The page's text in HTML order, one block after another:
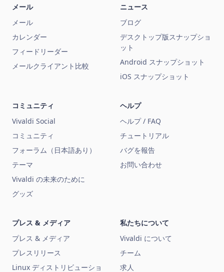
メール
メール
カレンダー
フィードリーダー
メールクライアント比較
ニュース
ブログ
デスクトップ版スナップショ
ット
Android スナップショット
iOS スナップショット
コミュニティ
Vivaldi Social
コミュニティ
フォーラム（日本語あり）
テーマ
Vivaldi の未来のために
グッズ
ヘルプ
ヘルプ / FAQ
チュートリアル
バグを報告
お問い合わせ
プレス & メディア
プレス & メディア
プレスリリース
Linux ディストリビューショ
私たちについて
Vivaldi について
チーム
求人